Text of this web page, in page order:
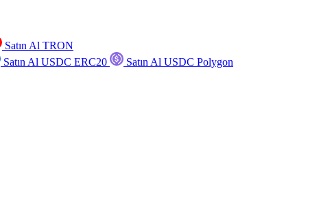
Satın Al TRON
Satın Al USDC ERC20
Satın Al USDC Polygon